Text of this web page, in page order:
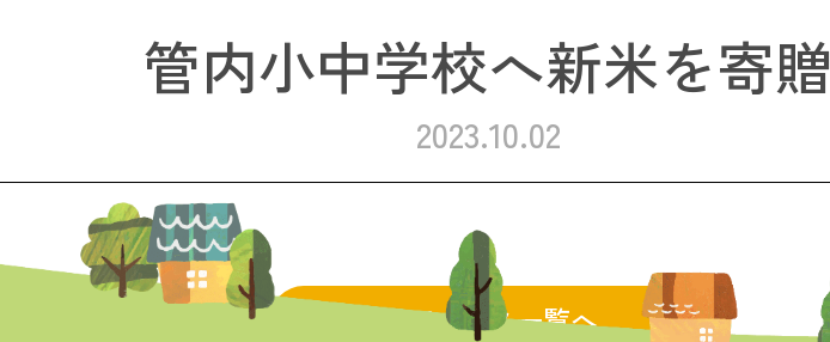
管内小中学校へ新米を寄贈
2023.10.02
トピックス一覧へ